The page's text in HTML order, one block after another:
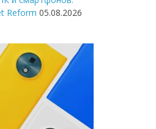
Reform 05.08.2026